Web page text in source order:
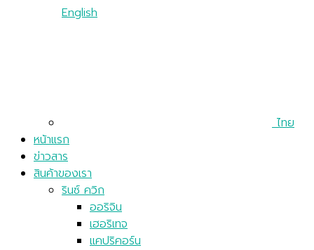
หน้าแรก
ข่าวสาร
สินค้าของเรา
รินซ์ ควิก
ออริจิน
เฮอริเทจ